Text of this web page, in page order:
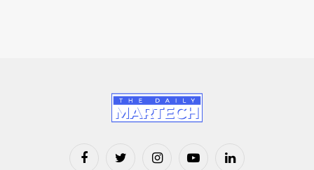
FacebookTwitter InstagramYouTubeLinkedIn